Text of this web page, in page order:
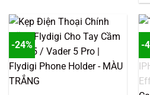
-24% -